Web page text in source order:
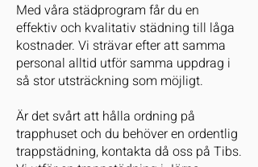
Med våra städprogram får du en
effektiv och kvalitativ städning till låga
kostnader. Vi strävar efter att samma
personal alltid utför samma uppdrag i
så stor utsträckning som möjligt.
Är det svårt att hålla ordning på
trapphuset och du behöver en ordentlig
trappstädning, kontakta då oss på Tibs.